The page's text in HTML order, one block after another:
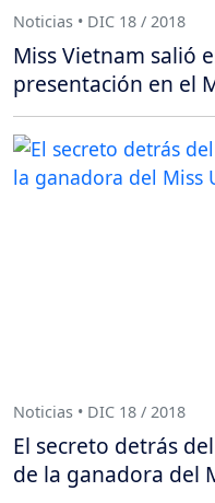
Noticias • DIC 18 / 2018
Miss Vietnam salió
presentación en el
Noticias • DIC 18 / 2018
El secreto detrás
de la ganadora del